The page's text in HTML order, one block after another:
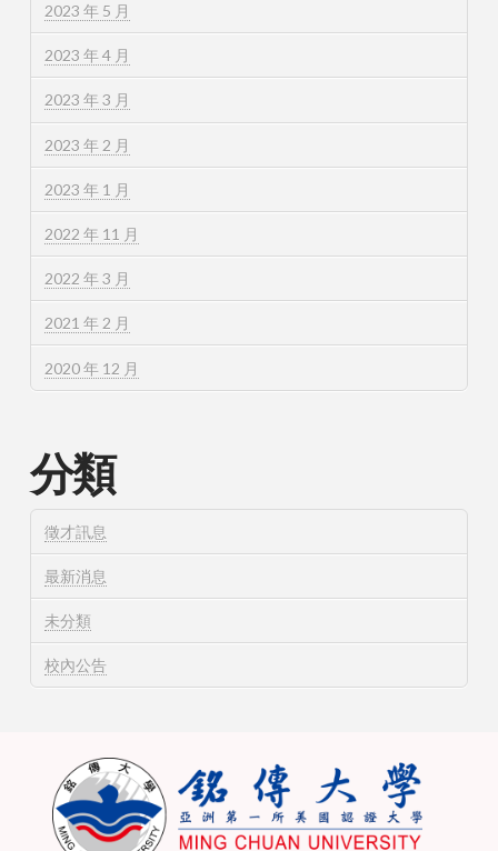
2023 年 5 月
2023 年 4 月
2023 年 3 月
2023 年 2 月
2023 年 1 月
2022 年 11 月
2022 年 3 月
2021 年 2 月
2020 年 12 月
分類
徵才訊息
最新消息
未分類
校內公告